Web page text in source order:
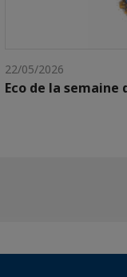
22/05/2026
Eco de la semaine